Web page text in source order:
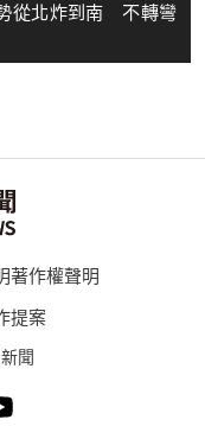
從北炸到南 不轉彎
著作權聲明
提案
聞